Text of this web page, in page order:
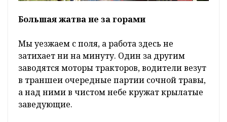
Большая жатва не за горами
Мы уезжаем с поля, а работа здесь не
затихает ни на минуту. Один за другим
заводятся моторы тракторов, водители везут
в траншеи очередные партии сочной травы,
а над ними в чистом небе кружат крылатые
заведующие.